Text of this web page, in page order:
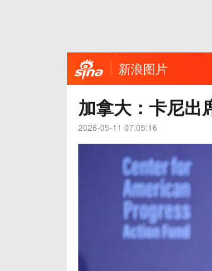
新浪图片
加拿大：卡尼出
2026-05-11 07:05:16